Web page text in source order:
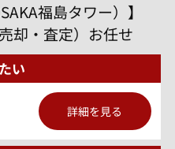
福島タワー）】
却・査定）お任せ
い
詳細を見る